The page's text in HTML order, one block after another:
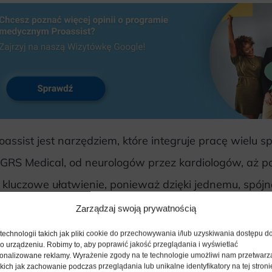
Zarządzaj swoją prywatnością
takich jak pliki cookie do przechowywania i/lub uzyskiwania dostępu do
urządzeniu. Robimy to, aby poprawić jakość przeglądania i wyświetlać
reklamy. Wyrażenie zgody na te technologie umożliwi nam
jak zachowanie podczas przeglądania lub unikalne identyfikatory na tej
jest narzędziem, które integruje pracę wielu
Medical, od neurologów przez kardiologów, aż
kluczowe ułatwienie, ponieważ dzięki jednemu,
mogą efektywnie współpracować,
z dostępnych narzędzi.
Proassist to innowacyjne narzędzie,